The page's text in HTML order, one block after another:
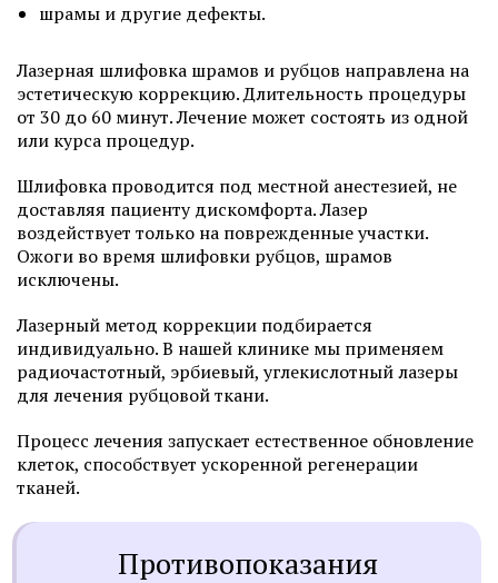
шрамы и другие дефекты.
Лазерная шлифовка шрамов и рубцов направлена на
эстетическую коррекцию. Длительность процедуры
от 30 до 60 минут. Лечение может состоять из одной
или курса процедур.
Шлифовка проводится под местной анестезией, не
доставляя пациенту дискомфорта. Лазер
воздействует только на поврежденные участки.
Ожоги во время шлифовки рубцов, шрамов
исключены.
Лазерный метод коррекции подбирается
индивидуально. В нашей клинике мы применяем
радиочастотный, эрбиевый, углекислотный лазеры
для лечения рубцовой ткани.
Процесс лечения запускает естественное обновление
клеток, способствует ускоренной регенерации
тканей.
Противопоказания